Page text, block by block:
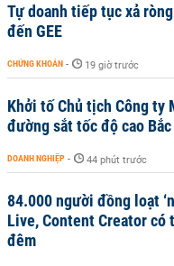
Tự doanh tiếp tục xả
đến GEE
CHỨNG KHOÁN - 19 giờ trước
Khởi tố Chủ tịch Công ty
đường sắt tốc độ cao
DOANH NGHIỆP - 44 phút trước
84.000 người đồng loạt
Live, Content Creator
đêm